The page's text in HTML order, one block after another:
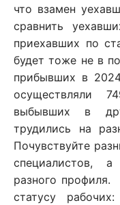
что взамен
сравнить
приехавших по
будет тоже не в
прибывших в
осуществляли
выбывших в
трудились на
Почувствуйте
специалистов,
разного
статусу